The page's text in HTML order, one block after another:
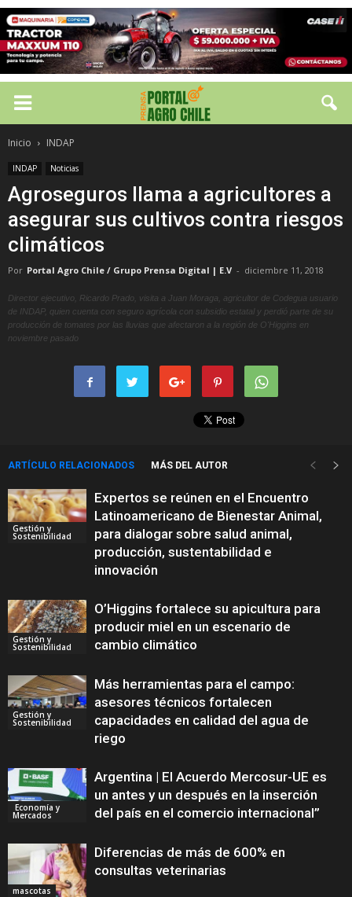
Inicio INDAP
INDAP Noticias
Agroseguros llama a agricultores a
asegurar sus cultivos contra riesgos
climáticos
Por Portal Agro Chile / Grupo Prensa Digital | E.V - diciembre 11, 2018
Director ejecutivo, Ricardo Prado, visita a Juan Moraga, agricultor de Codegua usuario
de INDAP, quien cuenta con seguro agrícola con subsidio estatal y perdió parte de su
producción de tomates por las lluvias que afectaron a la región de O'Higgins en
noviembre pasado
ARTÍCULO RELACIONADOS MÁS DEL AUTOR
Gestión y
Sostenibilidad
Expertos se reúnen en el Encuentro
Latinoamericano de Bienestar Animal,
para dialogar sobre salud animal,
producción, sustentabilidad e
innovación
Gestión y
Sostenibilidad
O’Higgins fortalece su apicultura para
producir miel en un escenario de
cambio climático
Gestión y
Sostenibilidad
Más herramientas para el campo:
asesores técnicos fortalecen
capacidades en calidad del agua de
riego
Economía y
Mercados
Argentina | El Acuerdo Mercosur-UE es
un antes y un después en la inserción
del país en el comercio internacional”
mascotas
Diferencias de más de 600% en
consultas veterinarias